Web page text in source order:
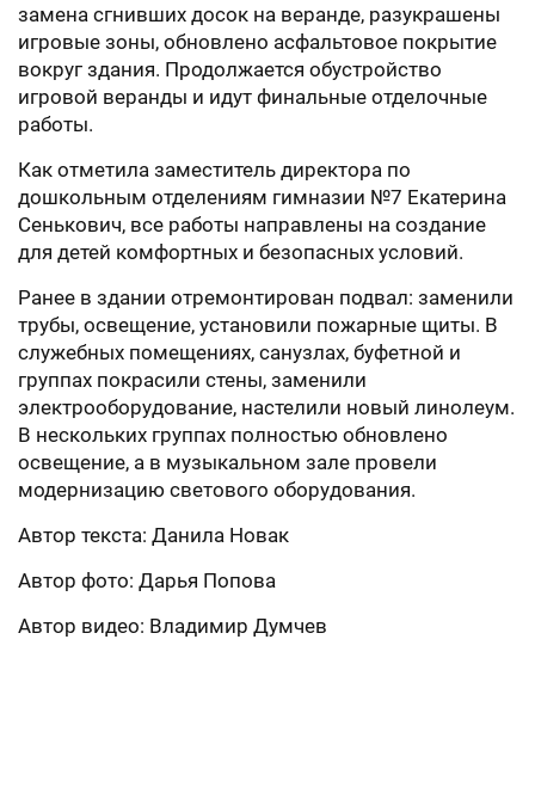
замена сгнивших досок на веранде, разукрашены
игровые зоны, обновлено асфальтовое покрытие
вокруг здания. Продолжается обустройство
игровой веранды и идут финальные отделочные
работы.
Как отметила заместитель директора по
дошкольным отделениям гимназии №7 Екатерина
Сенькович, все работы направлены на создание
для детей комфортных и безопасных условий.
Ранее в здании отремонтирован подвал: заменили
трубы, освещение, установили пожарные щиты. В
служебных помещениях, санузлах, буфетной и
группах покрасили стены, заменили
электрооборудование, настелили новый линолеум.
В нескольких группах полностью обновлено
освещение, а в музыкальном зале провели
модернизацию светового оборудования.
Автор текста: Данила Новак
Автор фото: Дарья Попова
Автор видео: Владимир Думчев